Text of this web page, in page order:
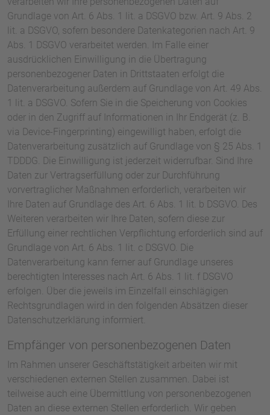
Grundlage von Art. 6 Abs. 1 lit. a DSGVO bzw. Art. 9 Abs. 2
lit. a DSGVO, sofern besondere Datenkategorien nach Art. 9
Abs. 1 DSGVO verarbeitet werden. Im Falle einer
ausdrücklichen Einwilligung in die Übertragung
personenbezogener Daten in Drittstaaten erfolgt die
Datenverarbeitung außerdem auf Grundlage von Art. 49 Abs.
1 lit. a DSGVO. Sofern Sie in die Speicherung von Cookies
oder in den Zugriff auf Informationen in Ihr Endgerät (z. B.
via Device-Fingerprinting) eingewilligt haben, erfolgt die
Datenverarbeitung zusätzlich auf Grundlage von § 25 Abs. 1
TDDDG. Die Einwilligung ist jederzeit widerrufbar. Sind Ihre
Daten zur Vertragserfüllung oder zur Durchführung
vorvertraglicher Maßnahmen erforderlich, verarbeiten wir
Ihre Daten auf Grundlage des Art. 6 Abs. 1 lit. b DSGVO. Des
Weiteren verarbeiten wir Ihre Daten, sofern diese zur
Erfüllung einer rechtlichen Verpflichtung erforderlich sind auf
Grundlage von Art. 6 Abs. 1 lit. c DSGVO. Die
Datenverarbeitung kann ferner auf Grundlage unseres
berechtigten Interesses nach Art. 6 Abs. 1 lit. f DSGVO
erfolgen. Über die jeweils im Einzelfall einschlägigen
Rechtsgrundlagen wird in den folgenden Absätzen dieser
Datenschutzerklärung informiert.
Empfänger von personenbezogenen Daten
Im Rahmen unserer Geschäftstätigkeit arbeiten wir mit
verschiedenen externen Stellen zusammen. Dabei ist
teilweise auch eine Übermittlung von personenbezogenen
Daten an diese externen Stellen erforderlich. Wir geben